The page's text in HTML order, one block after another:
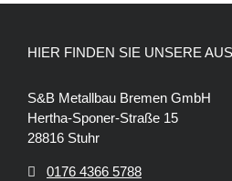
HIER FINDEN SIE UNSERE
S&B Metallbau Bremen GmbH
Hertha-Sponer-Straße 15
28816 Stuhr
0176 4366 5788